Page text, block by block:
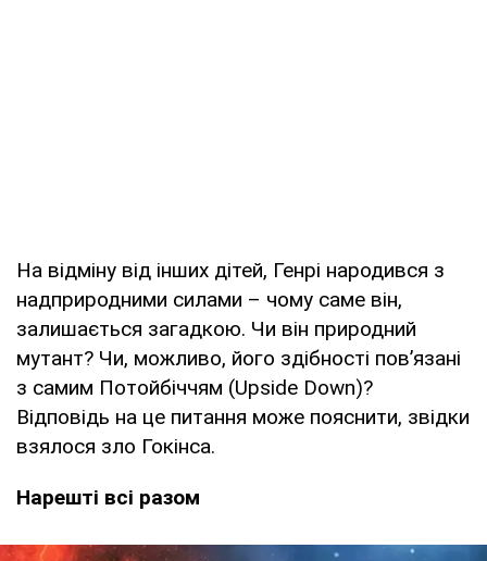
На відміну від інших дітей, Генрі народився з
надприродними силами – чому саме він,
залишається загадкою. Чи він природний
мутант? Чи, можливо, його здібності пов’язані
з самим Потойбіччям (Upside Down)?
Відповідь на це питання може пояснити, звідки
взялося зло Гокінса.
Нарешті всі разом